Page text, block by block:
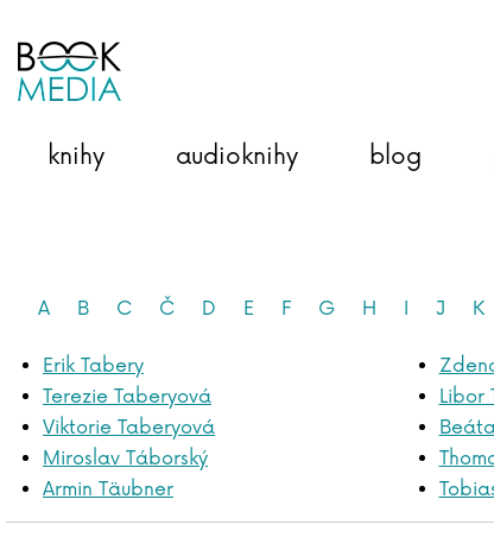
knihy audioknihy blog
A B C Č D E F G H I J K
Erik Tabery
Terezie Taberyová
Viktorie Taberyová
Miroslav Táborský
Armin Täubner
Libor